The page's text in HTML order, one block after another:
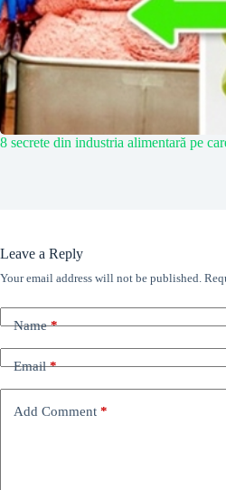
8 secrete din industria alimentară pe
Leave a Reply
Your email address will not be published.
Name*
Email*
Add Comment *